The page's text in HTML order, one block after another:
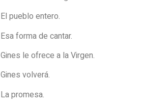
El pueblo entero.
Esa forma de cantar.
Gines le ofrece a la Virgen.
Gines volverá.
La promesa.